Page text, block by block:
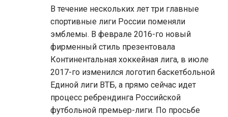
В течение нескольких лет три главные
спортивные лиги России поменяли
эмблемы. В феврале 2016-го новый
фирменный стиль презентовала
Континентальная хоккейная лига, в июле
2017-го изменился логотип баскетбольной
Единой лиги ВТБ, а прямо сейчас идет
процесс ребрендинга Российской
футбольной премьер-лиги. По просьбе